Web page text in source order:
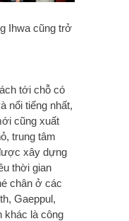
Ihwa cũng trở
tới chỗ có
nổi tiếng nhất,
cũng xuất
trung tâm
xây dựng
thời gian
chân ở các
Gaeppul,
khác là công